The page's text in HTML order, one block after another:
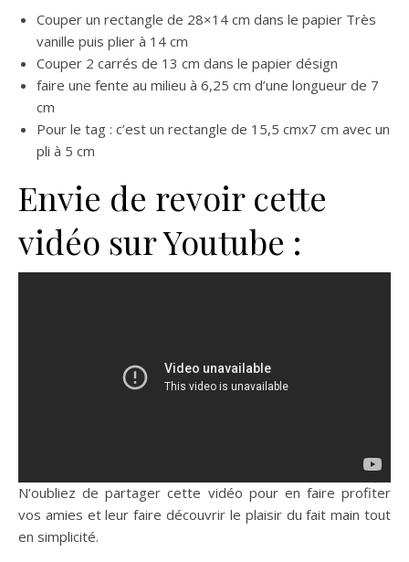
Couper un rectangle de 28×14 cm dans le papier Très
vanille puis plier à 14 cm
Couper 2 carrés de 13 cm dans le papier désign
faire une fente au milieu à 6,25 cm d’une longueur de 7
cm
Pour le tag : c’est un rectangle de 15,5 cmx7 cm avec un
pli à 5 cm
Envie de revoir cette
vidéo sur Youtube :
N’oubliez de partager cette vidéo pour en faire profiter
vos amies et leur faire découvrir le plaisir du fait main tout
en simplicité.